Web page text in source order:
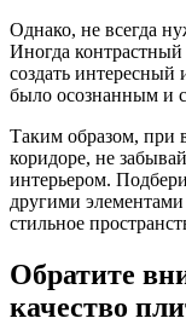
Однако, не всегда
Иногда
создать интересный
было осознанным и
Таким образом, при
коридоре, не
интерьером.
другими
стильное
Обратите
качество